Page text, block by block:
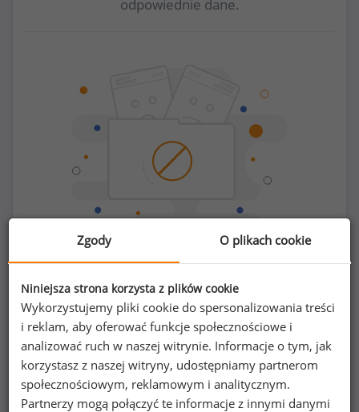
odpowiednie dane.
Chcesz porównać swoje zarobki z innymi?
Sprawdź ile powinieneś zarabiać
Zgody O plikach cookie
Niniejsza strona korzysta z plików cookie
Wykorzystujemy pliki cookie do spersonalizowania treści
i reklam, aby oferować funkcje społecznościowe i
analizować ruch w naszej witrynie. Informacje o tym, jak
korzystasz z naszej witryny, udostępniamy partnerom
społecznościowym, reklamowym i analitycznym.
Partnerzy mogą połączyć te informacje z innymi danymi